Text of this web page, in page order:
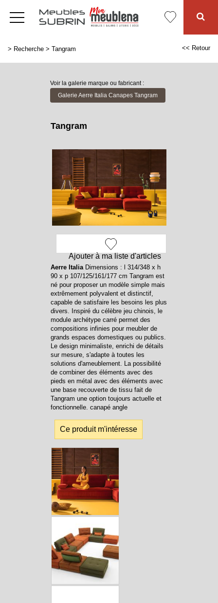
> Recherche > Tangram << Retour
Voir la galerie marque ou fabricant :
Galerie Aerre Italia Canapes Tangram
Ajouter à ma liste d'articles
Tangram
Aerre ItaliaDimensions : l 314/348 x h
90 x p 107/125/161/177 cm Tangram est
né pour proposer un modèle simple mais
extrêmement polyvalent et distinctif,
capable de satisfaire les besoins les plus
divers. Inspiré du célèbre jeu chinois, le
module archétype carré permet des
compositions infinies pour meubler de
grands espaces domestiques ou publics.
Le design minimaliste, enrichi de détails
sur mesure, s'adapte à toutes les
solutions d'ameublement. La possibilité
de combiner des éléments avec des
pieds en métal avec des éléments avec
une base recouverte de tissu fait de
Tangram une option toujours actuelle et
fonctionnelle. canapé angle
Ce produit m'intéresse